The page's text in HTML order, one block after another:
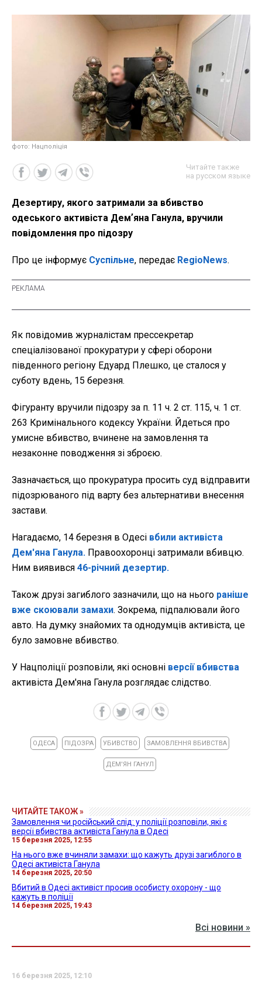
фото: Нацполіція
Читайте также
на русском языке
Дезертиру, якого затримали за вбивство
одеського активіста Демʼяна Ганула, вручили
повідомлення про підозру
Про це інформує Суспільне, передає RegioNews.
Як повідомив журналістам прессекретар
спеціалізованої прокуратури у сфері оборони
південного регіону Едуард Плешко, це сталося у
суботу вдень, 15 березня.
Фігуранту вручили підозру за п. 11 ч. 2 ст. 115, ч. 1 ст.
263 Кримінального кодексу України. Йдеться про
умисне вбивство, вчинене на замовлення та
незаконне поводження зі зброєю.
Зазначається, що прокуратура просить суд відправити
підозрюваного під варту без альтернативи внесення
застави.
Нагадаємо, 14 березня в Одесі вбили активіста
Дем'яна Ганула. Правоохоронці затримали вбивцю.
Ним виявився 46-річний дезертир.
Також друзі загиблого зазначили, що на нього раніше
вже скоювали замахи. Зокрема, підпалювали його
авто. На думку знайомих та однодумців активіста, це
було замовне вбивство.
У Нацполіції розповіли, які основні версії вбивства
активіста Дем'яна Ганула розглядає слідство.
ОДЕСА ПІДОЗРА УБИВСТВО ЗАМОВЛЕННЯ ВБИВСТВА
ДЕМ'ЯН ГАНУЛ
ЧИТАЙТЕ ТАКОЖ »
Замовлення чи російський слід: у поліції розповіли, які є
версії вбивства активіста Ганула в Одесі
15 березня 2025, 12:55
На нього вже вчиняли замахи: що кажуть друзі загиблого в
Одесі активіста Ганула
14 березня 2025, 20:50
Вбитий в Одесі активіст просив особисту охорону - що
кажуть в поліції
14 березня 2025, 19:43
Всі новини »
16 березня 2025, 12:10